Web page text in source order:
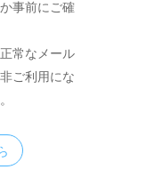
事前にご確
常なメール
ご利用にな